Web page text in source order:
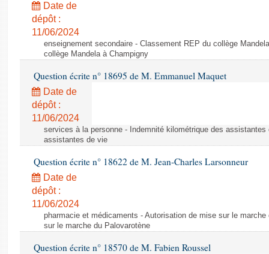
Date de
dépôt :
11/06/2024
enseignement secondaire - Classement REP du collège
collège Mandela à Champigny
Question écrite n° 18695 de M. Emmanuel Maquet
Date de
dépôt :
11/06/2024
services à la personne - Indemnité kilométrique des
assistantes de vie
Question écrite n° 18622 de M. Jean-Charles Larsonneur
Date de
dépôt :
11/06/2024
pharmacie et médicaments - Autorisation de mise sur le
sur le marche du Palovarotène
Question écrite n° 18570 de M. Fabien Roussel